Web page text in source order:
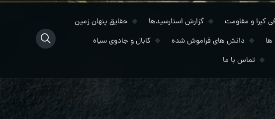
کبرا و مقاومت گزارش استارسیدها
حقایق پنهان زمین
دانش های فراموش شده
کابال و جادوی سیاه
تماس با ما